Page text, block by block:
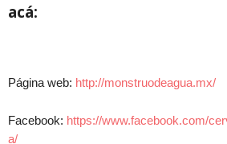
acá:
Página web: http://monstruodeagua.mx/
Facebook: https://www.facebook.com/
a/